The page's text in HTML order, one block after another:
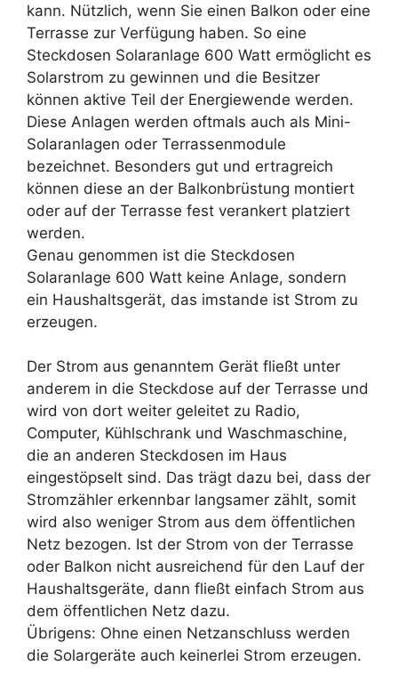
kann. Nützlich, wenn Sie einen Balkon oder eine
Terrasse zur Verfügung haben. So eine
Steckdosen Solaranlage 600 Watt ermöglicht es
Solarstrom zu gewinnen und die Besitzer
können aktive Teil der Energiewende werden.
Diese Anlagen werden oftmals auch als Mini-
Solaranlagen oder Terrassenmodule
bezeichnet. Besonders gut und ertragreich
können diese an der Balkonbrüstung montiert
oder auf der Terrasse fest verankert platziert
werden.
Genau genommen ist die Steckdosen
Solaranlage 600 Watt keine Anlage, sondern
ein Haushaltsgerät, das imstande ist Strom zu
erzeugen.
Der Strom aus genanntem Gerät fließt unter
anderem in die Steckdose auf der Terrasse und
wird von dort weiter geleitet zu Radio,
Computer, Kühlschrank und Waschmaschine,
die an anderen Steckdosen im Haus
eingestöpselt sind. Das trägt dazu bei, dass der
Stromzähler erkennbar langsamer zählt, somit
wird also weniger Strom aus dem öffentlichen
Netz bezogen. Ist der Strom von der Terrasse
oder Balkon nicht ausreichend für den Lauf der
Haushaltsgeräte, dann fließt einfach Strom aus
dem öffentlichen Netz dazu.
Übrigens: Ohne einen Netzanschluss werden
die Solargeräte auch keinerlei Strom erzeugen.